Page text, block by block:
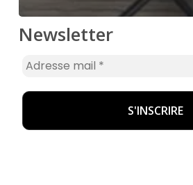
Newsletter